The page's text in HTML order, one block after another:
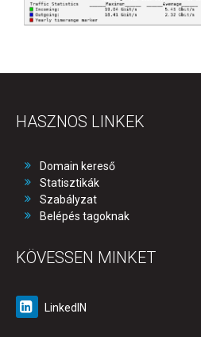
HASZNOS LINKEK
Domain kereső
Statisztikák
Szabályzat
Belépés tagoknak
KÖVESSEN MINKET
LinkedIN